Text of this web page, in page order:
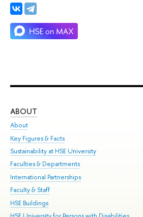
ABOUT
About
Key Figures & Facts
Sustainability at HSE University
Faculties & Departments
International Partnerships
Faculty & Staff
HSE Buildings